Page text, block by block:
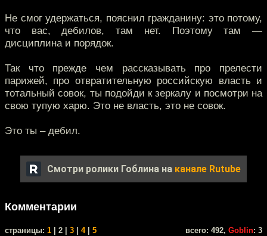
Не смог удержаться, пояснил гражданину: это потому,
что вас, дебилов, там нет. Поэтому там —
дисциплина и порядок.
Так что прежде чем рассказывать про прелести
парижей, про отвратительную российскую власть и
тотальный совок, ты подойди к зеркалу и посмотри на
свою тупую харю. Это не власть, это не совок.
Это ты – дебил.
Смотри ролики Гоблина на канале Rutube
Комментарии
cтраницы: 1 | 2 | 3 4| 5 всего: 492, Goblin: 3